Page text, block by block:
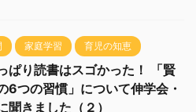
家庭学習 育児の知恵
ぱり読書はスゴかった！ 「賢
6つの習慣」について伸学会・
聞きました（２）